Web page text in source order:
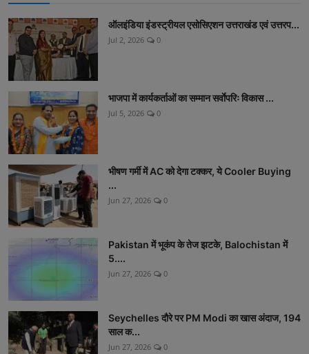
ऑलइंडिया इंडस्ट्रीयल एसोसिएशन उत्तराखंड एवं उत्तरप...
Jul 2, 2026 0
भाजपा में कार्यकर्ताओं का सम्मान सर्वाेपरिः विकास ...
Jul 5, 2026 0
भीषण गर्मी में AC को देगा टक्कर, ये Cooler Buying
...
Jun 27, 2026 0
Pakistan में भूकंप के तेज झटके, Balochistan में
5....
Jun 27, 2026 0
Seychelles दौरे पर PM Modi का खास अंदाज, 194
साल क...
Jun 27, 2026 0